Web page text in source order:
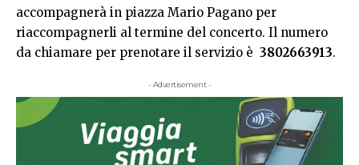
accompagnerà in piazza Mario Pagano per
riaccompagnerli al termine del concerto. Il numero
da chiamare per prenotare il servizio è 3802663913.
- Advertisement -